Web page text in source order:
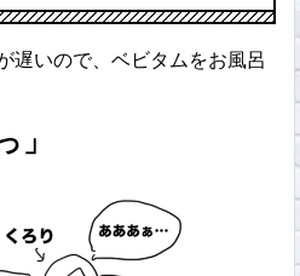
遅いので、ベビタムをお風呂
」